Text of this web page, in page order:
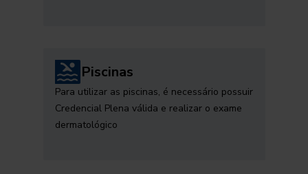
Piscinas
Para utilizar as piscinas, é necessário possuir
Credencial Plena válida e realizar o exame
dermatológico